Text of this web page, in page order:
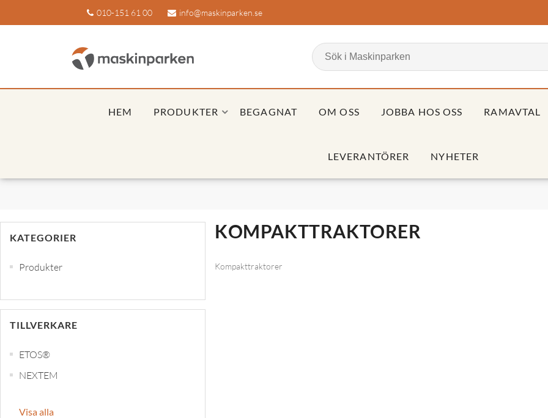
010-151 61 00 info@maskinparken.se
HEM PRODUKTER BEGAGNAT OM OSS JOBBA HOS OSS RAMAVTAL
LEVERANTÖRER NYHETER
KATEGORIER
Produkter
TILLVERKARE
ETOS®
NEXTEM
Visa alla
KOMPAKTTRAKTORER
Kompakttraktorer